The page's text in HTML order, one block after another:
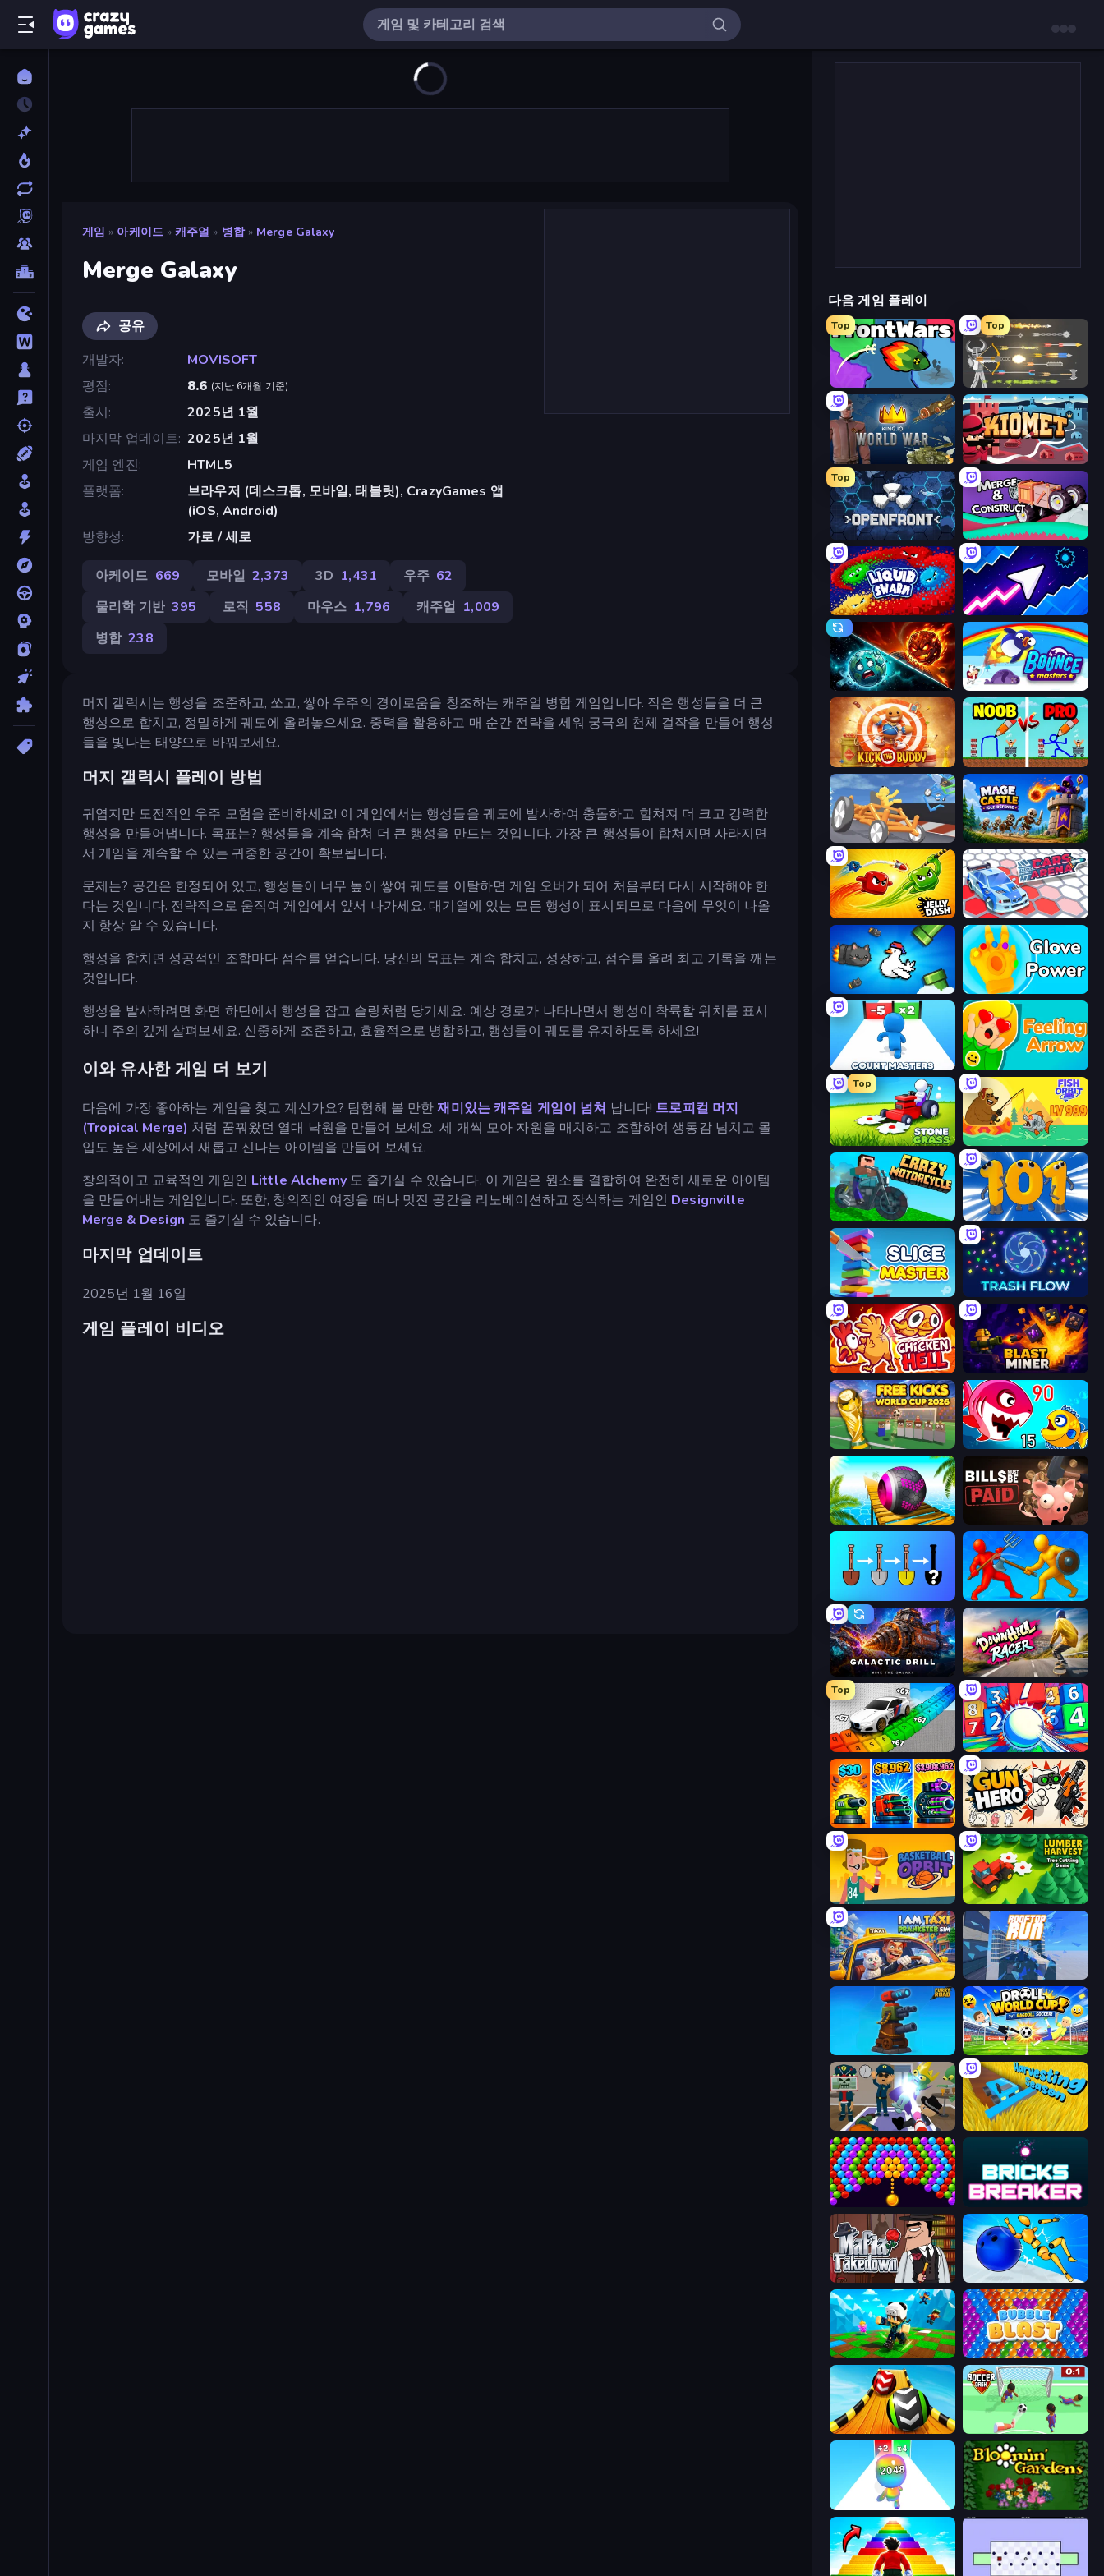
게임 » 아케이드 » 캐주얼 » 병합 » Merge Galaxy
Merge Galaxy
공유
개발자
MOVISOFT
평점
8.6 (지난 6개월 기준)
출시
2025년 1월
마지막 업데이트 2025년 1월
게임 엔진
HTML5
플랫폼
브라우저 (데스크톱, 모바일, 태블릿), CrazyGames 앱
(iOS, Android)
방향성
가로 / 세로
아케이드 669 모바일 2,373 3D 1,431 우주 62
물리학 기반 395 로직 558 마우스 1,796 캐주얼 1,009
병합 238
머지 갤럭시는 행성을 조준하고, 쏘고, 쌓아 우주의 경이로움을 창조하는 캐주얼 병합 게임입니다. 작은 행성들을 더 큰
행성으로 합치고, 정밀하게 궤도에 올려놓으세요. 중력을 활용하고 매 순간 전략을 세워 궁극의 천체 걸작을 만들어 행성
들을 빛나는 태양으로 바꿔보세요.
머지 갤럭시 플레이 방법
귀엽지만 도전적인 우주 모험을 준비하세요! 이 게임에서는 행성들을 궤도에 발사하여 충돌하고 합쳐져 더 크고 강력한
행성을 만들어냅니다. 목표는? 행성들을 계속 합쳐 더 큰 행성을 만드는 것입니다. 가장 큰 행성들이 합쳐지면 사라지면
서 게임을 계속할 수 있는 귀중한 공간이 확보됩니다.
문제는? 공간은 한정되어 있고, 행성들이 너무 높이 쌓여 궤도를 이탈하면 게임 오버가 되어 처음부터 다시 시작해야 한
다는 것입니다. 전략적으로 움직여 게임에서 앞서 나가세요. 대기열에 있는 모든 행성이 표시되므로 다음에 무엇이 나올
지 항상 알 수 있습니다.
행성을 합치면 성공적인 조합마다 점수를 얻습니다. 당신의 목표는 계속 합치고, 성장하고, 점수를 올려 최고 기록을 깨는
것입니다.
행성을 발사하려면 화면 하단에서 행성을 잡고 슬링처럼 당기세요. 예상 경로가 나타나면서 행성이 착륙할 위치를 표시
하니 주의 깊게 살펴보세요. 신중하게 조준하고, 효율적으로 병합하고, 행성들이 궤도를 유지하도록 하세요!
이와 유사한 게임 더 보기
다음에 가장 좋아하는 게임을 찾고 계신가요? 탐험해 볼 만한재미있는 캐주얼 게임이 넘쳐 납니다! 트로피컬 머지
(Tropical Merge) 처럼 꿈꿔왔던 열대 낙원을 만들어 보세요. 세 개씩 모아 자원을 매치하고 조합하여 생동감 넘치고 몰
입도 높은 세상에서 새롭고 신나는 아이템을 만들어 보세요.
창의적이고 교육적인 게임인 Little Alchemy도 즐기실 수 있습니다. 이 게임은 원소를 결합하여 완전히 새로운 아이템
을 만들어내는 게임입니다. 또한, 창의적인 여정을 떠나 멋진 공간을 리노베이션하고 장식하는 게임인 Designville
Merge & Design 도 즐기실 수 있습니다.
마지막 업데이트
2025년 1월 16일
게임 플레이 비디오
다음 게임 플레이
Top
FrontWars.io
Top
Ragdoll Archers
King.io World War Kiomet
Top
Openfront Merge & Construct
Liquid Swarm Space Waves
PlanetCrush 2 Bouncemasters
Kick the Buddy DOP Noob: Draw to Save
Draw Crash Race Mage Castle Idle Defense
Jelly Dash Cars Arena
Honk Glove Power
Feeling Arrow
Top
Stone Grass: Mowing Simulator Fish Orbit
Crazy Motorcycle Numbers Arena
Slice Master Trash Flow
Chicken Hell Blast Miner
Free Kicks World Cup 2026 Fish Eat Getting Big
Rolling Balls Sea Race Bills Must Be Paid
Epic Sword Battle! Fight in Arena
Galactic Drill Downhill Racer
Top
Entropy
Pumpkin Defense: Merge Cannon Gun Hero: Cat Survival
Basketball Orbit Lumber Harvest: Tree Cutting Game
I Am Taxi Prankster Sim Rooftop Run
Furry Road Droll World Cup
Find The Alien Harvesting Season
Bubble Story Bricks Breaker
Mafia Takedown Playground Man! Ragdoll Show!
Robby: Many Games Bubble Blast
Sky Balls 3D Soccer Dash
Man Runner 2048 Blooming Gardens